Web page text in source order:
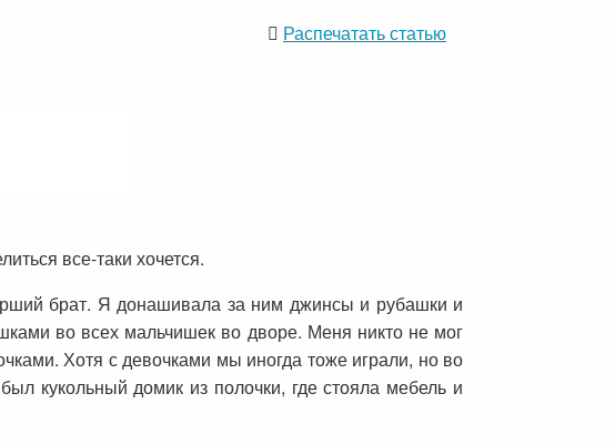
Распечатать статью
все-таки хочется.
брат. Я донашивала за ним джинсы и рубашки и
во всех мальчишек во дворе. Меня никто не мог
Хотя с девочками мы иногда тоже играли, но во
кукольный домик из полочки, где стояла мебель и